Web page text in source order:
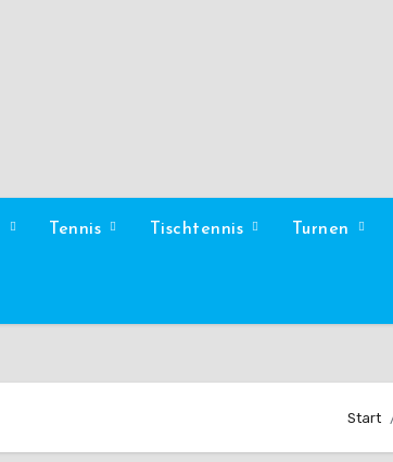
Tennis Tischtennis Turnen
Start